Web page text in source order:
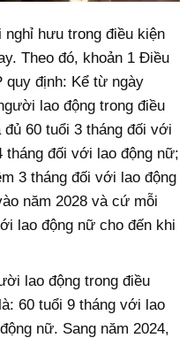
hưu trong điều kiện
Theo đó, khoản 1 Điều
quy định: Kể từ ngày
lao động trong điều
60 tuổi 3 tháng đối với
tháng đối với lao động nữ;
3 tháng đối với lao động
năm 2028 và cứ mỗi
lao động nữ cho đến khi
lao động trong điều
60 tuổi 9 tháng với lao
nữ. Sang năm 2024,